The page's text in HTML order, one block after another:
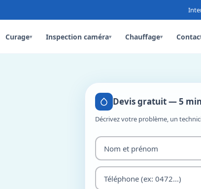
Curage▾ Inspection caméra▾ Chauffage▾
Devis gratuit — 5 min
Décrivez votre problème, un